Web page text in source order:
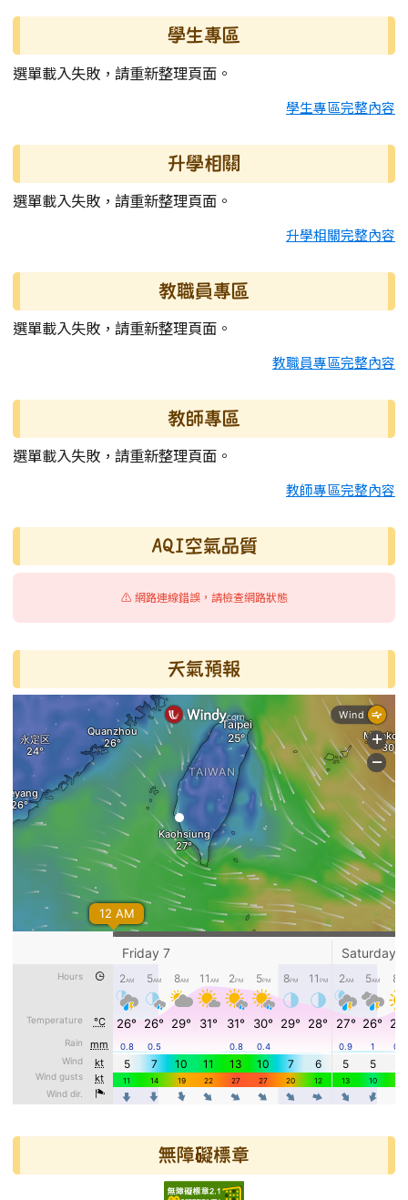
學生專區
選單載入失敗，請重新整理頁面。
學生專區完整內容
升學相關
選單載入失敗，請重新整理頁面。
升學相關完整內容
教職員專區
選單載入失敗，請重新整理頁面。
教職員專區完整內容
教師專區
選單載入失敗，請重新整理頁面。
教師專區完整內容
AQI空氣品質
⚠️ 網路連線錯誤，請檢查網路狀態
天氣預報
無障礙標章